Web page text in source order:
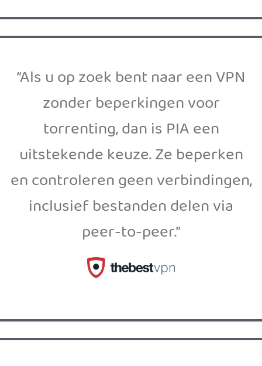
”Als u op zoek bent naar een VPN
zonder beperkingen voor
torrenting, dan is PIA een
uitstekende keuze. Ze beperken
en controleren geen verbindingen,
inclusief bestanden delen via
peer-to-peer.”